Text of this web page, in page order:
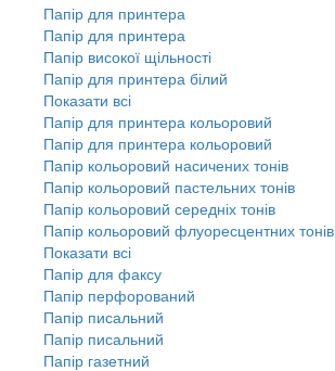
Папір для принтера
Папір для принтера
Папір високої щільності
Папір для принтера білий
Показати всі
Папір для принтера кольоровий
Папір для принтера кольоровий
Папір кольоровий насичених тонів
Папір кольоровий пастельних тонів
Папір кольоровий середніх тонів
Папір кольоровий флуоресцентних тонів
Показати всі
Папір для факсу
Папір перфорований
Папір писальний
Папір писальний
Папір газетний